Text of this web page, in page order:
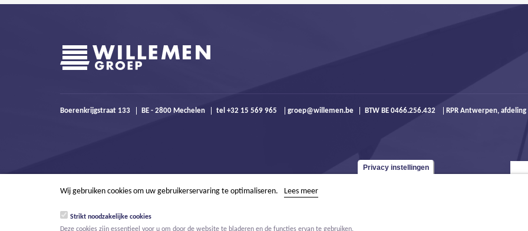
Boerenkrijgstraat 133 BE - 2800 Mechelen tel +32 15 569 965 groep@willemen.be BTW BE 0466.256.432 RPR Antwerpen,
Privacy instellingen
Wij gebruiken cookies om uw gebruikerservaring te optimaliseren. Lees meer
Strikt noodzakelijke cookies
Deze cookies zijn essentieel voor u om door de website te bladeren en de functies ervan te gebruiken.